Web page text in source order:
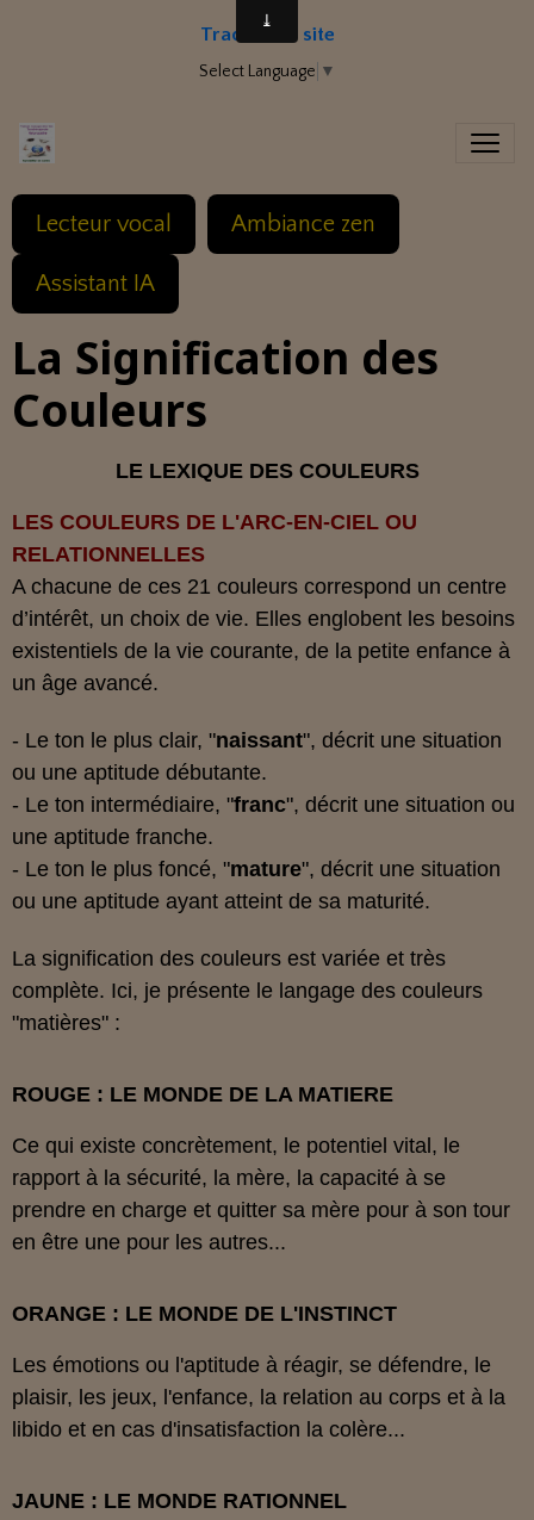
Traduire le site
Select Language ▼
Lecteur vocal Ambiance zen
Assistant IA
La Signification des
Couleurs
LE LEXIQUE DES COULEURS
LES COULEURS DE L'ARC-EN-CIEL OU
RELATIONNELLES
A chacune de ces 21 couleurs correspond un centre
d’intérêt, un choix de vie. Elles englobent les besoins
existentiels de la vie courante, de la petite enfance à
un âge avancé.
- Le ton le plus clair, "naissant", décrit une situation
ou une aptitude débutante.
- Le ton intermédiaire, "franc", décrit une situation ou
une aptitude franche.
- Le ton le plus foncé, "mature", décrit une situation
ou une aptitude ayant atteint de sa maturité.
La signification des couleurs est variée et très
complète. Ici, je présente le langage des couleurs
"matières" :
ROUGE : LE MONDE DE LA MATIERE
Ce qui existe concrètement, le potentiel vital, le
rapport à la sécurité, la mère, la capacité à se
prendre en charge et quitter sa mère pour à son tour
en être une pour les autres...
ORANGE : LE MONDE DE L'INSTINCT
Les émotions ou l'aptitude à réagir, se défendre, le
plaisir, les jeux, l'enfance, la relation au corps et à la
libido et en cas d'insatisfaction la colère...
JAUNE : LE MONDE RATIONNEL